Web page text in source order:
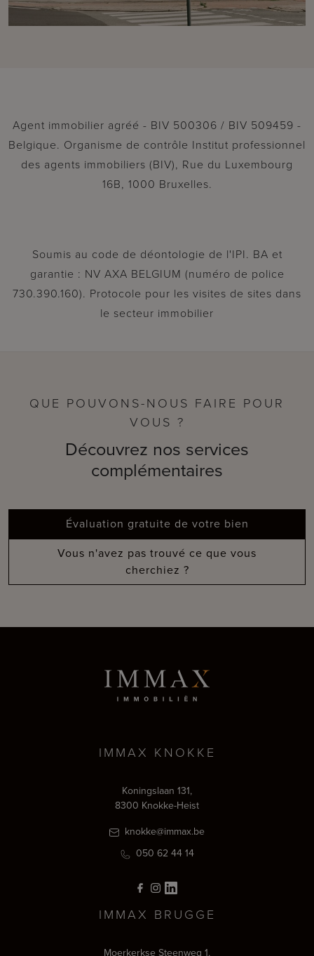
Agent immobilier agréé - BIV 500306 / BIV 509459 -
Belgique. Organisme de contrôle Institut professionnel
des agents immobiliers (BIV), Rue du Luxembourg
16B, 1000 Bruxelles.
Soumis au code de déontologie de l'IPI. BA et
garantie : NV AXA BELGIUM (numéro de police
730.390.160). Protocole pour les visites de sites dans
le secteur immobilier
QUE POUVONS-NOUS FAIRE POUR
VOUS ?
Découvrez nos services
complémentaires
Évaluation gratuite de votre bien
Vous n'avez pas trouvé ce que vous
cherchiez ?
IMMAX KNOKKE
Koningslaan 131,
8300 Knokke-Heist
knokke@immax.be
050 62 44 14
IMMAX BRUGGE
Moerkerkse Steenweg 1,